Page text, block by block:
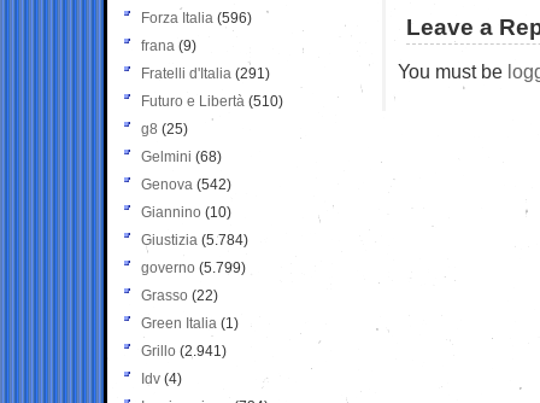
Leave a
You must be
Forza Italia (596)
frana (9)
Fratelli d'Italia (291)
Futuro e Libertà (510)
g8 (25)
Gelmini (68)
Genova (542)
Giannino (10)
Giustizia (5.784)
governo (5.799)
Grasso (22)
Green Italia (1)
Grillo (2.941)
Idv (4)